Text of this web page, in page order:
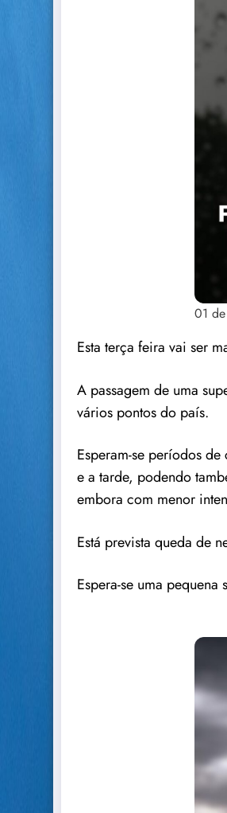
01
Esta terça feira vai ser
A passagem de uma
vários pontos do país.
Esperam-se períodos
e a tarde, podendo
embora com menor
Está prevista queda de
Espera-se uma pequena